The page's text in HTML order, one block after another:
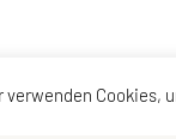
verwenden Cookies,